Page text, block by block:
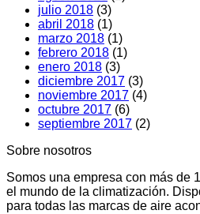
julio 2018 (3)
abril 2018 (1)
marzo 2018 (1)
febrero 2018 (1)
enero 2018 (3)
diciembre 2017 (3)
noviembre 2017 (4)
octubre 2017 (6)
septiembre 2017 (2)
Sobre nosotros
Somos una empresa con más de
el mundo de la climatización.
para todas las marcas de aire